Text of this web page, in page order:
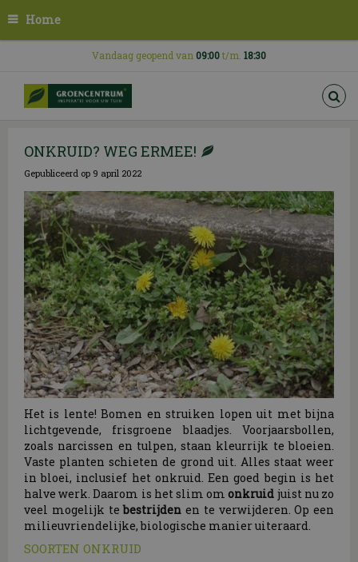
n
Home
Vandaag geopend van 09:00t/m. 18:30
ONKRUID? WEG ERMEE!
Gepubliceerd op 9 april 2022
Het is lente! Bomen en struiken lopen uit met bijna
lichtgevende, frisgroene blaadjes. Voorjaarsbollen,
zoals narcissen en tulpen, staan kleurrijk te bloeien.
Vaste planten schieten de grond uit. Alles staat weer
in bloei, inclusief het onkruid. Een goed begin is het
halve werk. Daarom is het slim omonkruid juist nu zo
veel mogelijk tebestrijden en te verwijderen. Op een
milieuvriendelijke, biologische manier uiteraard.
SOORTEN ONKRUID